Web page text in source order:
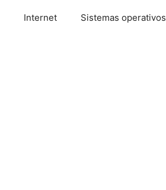
Internet Sistemas operativos